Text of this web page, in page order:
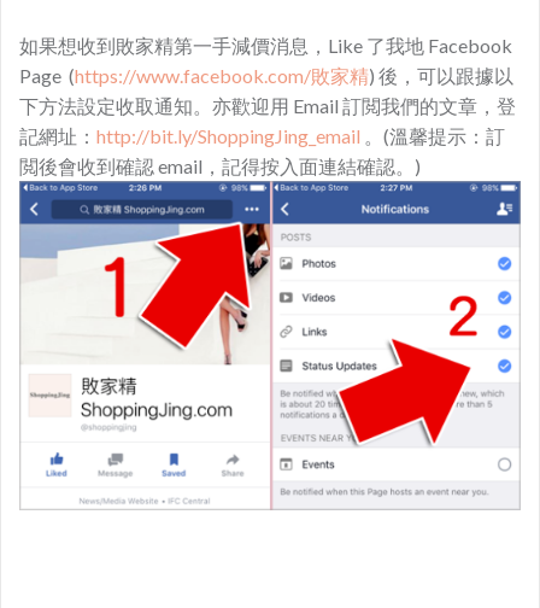
如果想收到敗家精第一手減價消息，Like 了我地 Facebook
Page (https://www.facebook.com/敗家精) 後，可以跟據以
下方法設定收取通知。亦歡迎用 Email 訂閲我們的文章，登
記網址： http://bit.ly/ShoppingJing_email 。(溫馨提示：訂
閲後會收到確認 email，記得按入面連結確認。)